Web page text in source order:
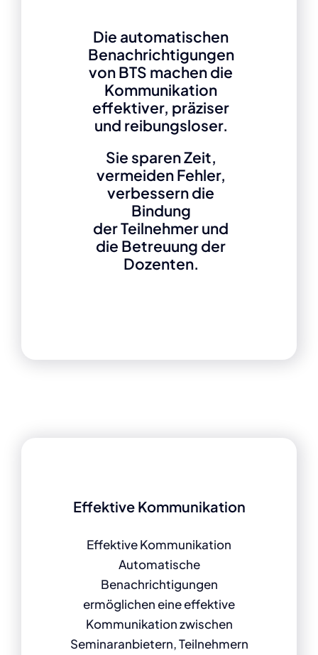
Die automatischen
Benachrichtigungen
von BTS machendie
Kommunikation
effektiver, präziser
und reibungsloser.
Sie sparen Zeit,
vermeiden Fehler,
verbessern die
Bindung
der Teilnehmer und
die Betreuung der
Dozenten.
Effektive Kommunikation
Effektive Kommunikation
Automatische
Benachrichtigungen
ermöglichen eine effektive
Kommunikation zwischen
Seminaranbietern, Teilnehmern